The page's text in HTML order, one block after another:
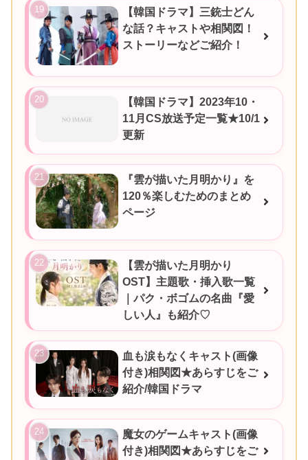
【韓国ドラマ】三銃士どん
な話？キャストや相関図！
ストーリーなどご紹介！
【韓国ドラマ】2023年10・
11月CS放送予定一覧★10/1
更新
『雲が描いた月明かり』を
120％楽しむためのまとめ
ページ
【雲が描いた月明かり
OST】主題歌・挿入歌一覧
｜パク・ボゴムの名曲『愛
しい人』も紹介♡
血も涙もなくキャスト(画像
付き)相関図★あらすじをご
紹介/韓国ドラマ
魔女のゲームキャスト(画像
付き)相関図★あらすじをご